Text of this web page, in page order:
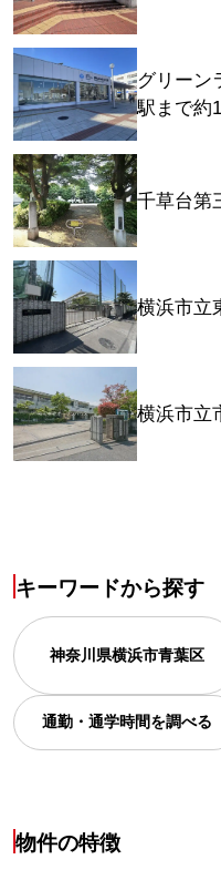
グリーン
駅まで約
千草台第
横浜市立
横浜市立
キーワードから探す
神奈川県横浜市青葉区
通勤・通学時間を調べる
物件の特徴